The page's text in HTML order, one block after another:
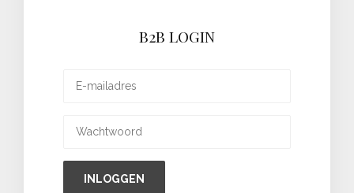
B2B LOGIN
INLOGGEN